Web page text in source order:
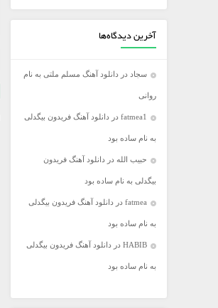
مجید اخشابی
مجید خراطها
محسن چاووشی
محسن یگانه
محمد رضا گلزار
محمد علیزاده
مرتضی اشرفی
مرتضی سرمدی
مهدی جهانی
مهدی یغمایی
میثم ابراهیمی
میلاد راستاد
آخرین دیدگاه‌ها
سجاد در دانلود آهنگ مسلم ملتی به نام
روانی
fatmea1 در دانلود آهنگ فریدون بیگدلی
به نام ساده بود
حبیب الله در دانلود آهنگ فریدون
بیگدلی به نام ساده بود
fatmea در دانلود آهنگ فریدون بیگدلی
به نام ساده بود
HABIB در دانلود آهنگ فریدون بیگدلی
به نام ساده بود